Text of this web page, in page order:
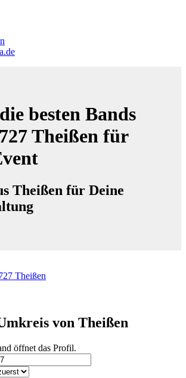
besten Bands
Theißen für
Theißen für Deine
Theißen
von Theißen
öffnet das Profil.